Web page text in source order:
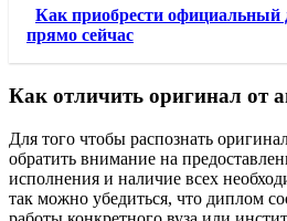
Как приобрести официальный
прямо сейчас
Как отличить оригинал от
Для того чтобы распознать
обратить внимание на
исполнения и наличие всех
так можно убедиться, что диплом